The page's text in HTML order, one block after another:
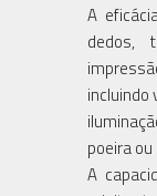
A
dedos,
incluindo
poeira
A